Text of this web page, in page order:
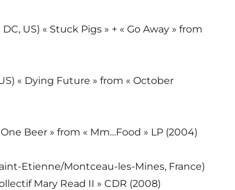
US) « Stuck Pigs » + « Go Away » from
« Dying Future » from « October
One Beer » from « Mm…Food » LP (2004)
Etienne/Montceau-les-Mines, France)
Mary Read II » CDR (2008)